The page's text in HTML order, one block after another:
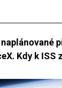
Kdy k